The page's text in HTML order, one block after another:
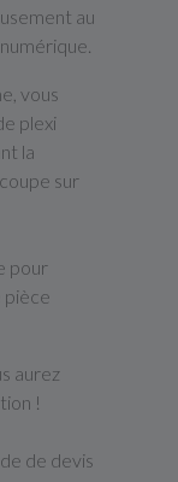
au
vous
plexi
la
sur
pour
pièce
aurez
!
de devis